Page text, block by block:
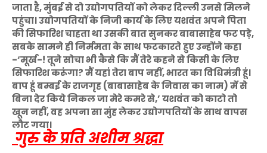
जाता है, मुंबई से दो उद्योगपतियों को लेकर दिल्ली उनसे मिलने
पहुंचा। उद्योगपतियों के निजी कार्य के लिए यशवंत अपने पिता
की सिफारिश चाहता था उसकी बात सुनकर बाबासाहेब फट पड़े,
सबके सामने ही निर्ममता के साथ फटकारते हुए उन्होंने कहा
-‘मूर्ख-! तूने सोचा भी कैसे कि मैं तेरे कहने से किसी के लिए
सिफारिश करूंगा? मैं यहां तेरा बाप नहीं, भारत का विधिमंत्री हूं।
बाप हूं बम्बई के राजगृह (बाबासाहेब के निवास का नाम) में से
बिना देर किये निकल जा मेरे कमरे से,’ यशवंत को काटो तो
खून नहीं, वह अपना सा मुंह लेकर उद्योगपतियों के साथ वापस
लौट गया।
गुरु के प्रति अशीम श्रद्धा